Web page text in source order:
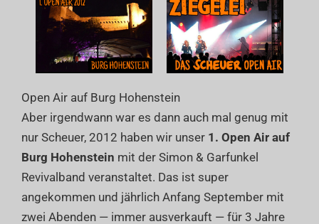
Open Air auf Burg Hohenstein
Aber irgendwann war es dann auch mal genug mit
nur Scheuer, 2012 haben wir unser 1. Open Air auf
Burg Hohenstein mit der Simon & Garfunkel
Revivalband veranstaltet. Das ist super
angekommen und jährlich Anfang September mit
zwei Abenden — immer ausverkauft — für 3 Jahre